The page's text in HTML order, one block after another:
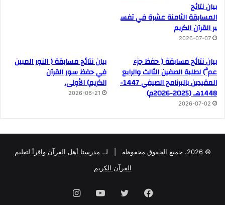
بيان نتائج
المسابقة الثامنة عشرة في تفس
ير القرآن الكريم
2026-07-07
بيان نتائج مسابقة ( حفظ جزء
عمَّ) لطلبة الصفين الثالث والرابع
المقيدين بالبرنامج الصيفي 1447-
1448هـ (2025-2026م)
2026-07-02
بيان نتائج مسابقة ( النور المبين
في حفظ سور القرآن
الكريم) الأولى.
2026-06-21
© 2026، جميع الحقوق محفوظة |
لــ مدرستا أهل القرآن واقرأ لتعليم
القرآن الكريم
فيسبوك تويتر يوتيوبانستقرام